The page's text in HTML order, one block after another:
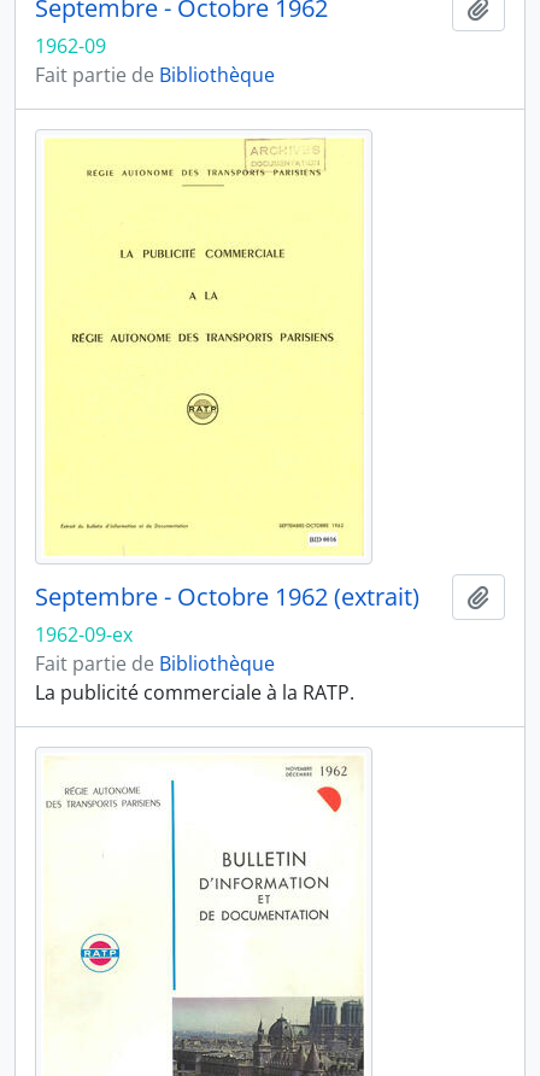
Septembre - Octobre 1962
1962-09
Fait partie de Bibliothèque
Septembre - Octobre 1962 (extrait)
1962-09-ex
Fait partie de Bibliothèque
La publicité commerciale à la RATP.